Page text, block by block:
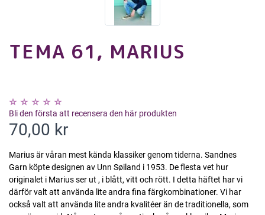
TEMA 61, MARIUS
Bli den första att recensera den här produkten
70,00 kr
Marius är våran mest kända klassiker genom tiderna. Sandnes
Garn köpte designen av Unn Søiland i 1953. De flesta vet hur
originalet i Marius ser ut , i blått, vitt och rött. I detta häftet har vi
därför valt att använda lite andra fina färgkombinationer. Vi har
också valt att använda lite andra kvalitéer än de traditionella, som